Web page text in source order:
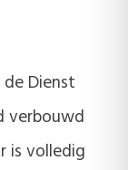
Dienst
verbouwd
is volledig